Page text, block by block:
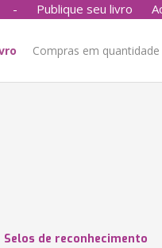
- Publique seu livro
Compras em quantidade
Selos de reconhecimento